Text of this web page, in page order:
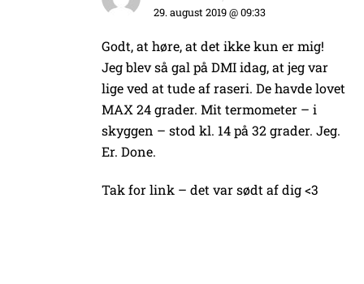
29. august 2019 @ 09:33
Godt, at høre, at det ikke kun er mig!
Jeg blev så gal på DMI idag, at jeg var
lige ved at tude af raseri. De havde lovet
MAX 24 grader. Mit termometer – i
skyggen – stod kl. 14 på 32 grader. Jeg.
Er. Done.
Tak for link – det var sødt af dig <3